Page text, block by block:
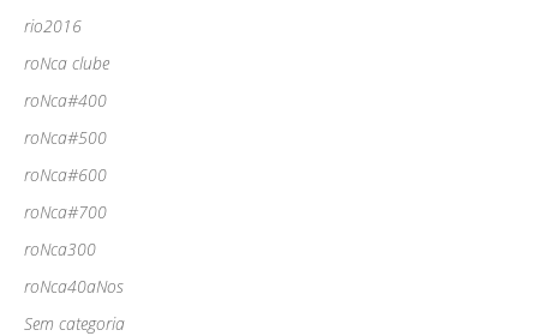
rio2016
roNca clube
roNca#400
roNca#500
roNca#600
roNca#700
roNca300
roNca40aNos
Sem categoria